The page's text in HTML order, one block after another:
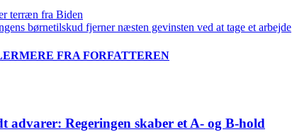
terræn fra Biden
børnetilskud fjerner næsten gevinsten ved at tage et arbejde
MERE FRA FORFATTEREN
advarer: Regeringen skaber et A- og B-hold